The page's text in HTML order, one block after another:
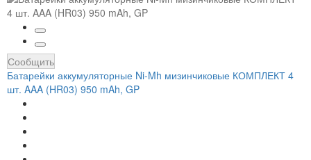
Сообщить
Батарейки аккумуляторные Ni-Mh мизинчиковые КОМПЛЕКТ 4
шт. AAA (HR03) 950 mAh, GP